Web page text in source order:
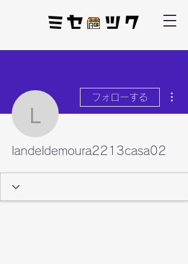
フォローする
landeldemoura2213casa02